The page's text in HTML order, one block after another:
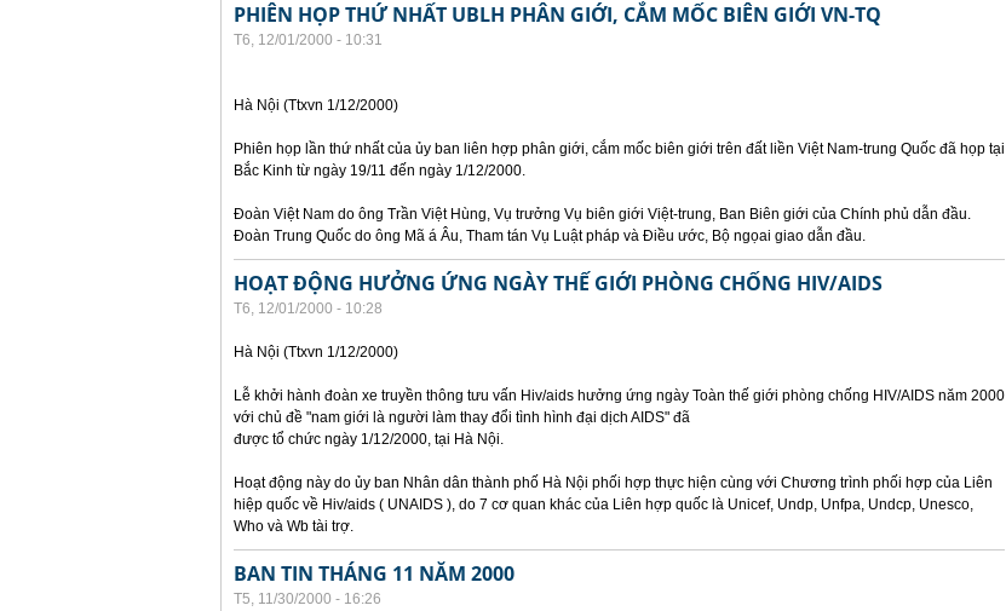
PHIÊN HỌP THỨ NHẤT UBLH PHÂN GIỚI, CẮM MỐC BIÊN GIỚI VN-TQ
T6, 12/01/2000 - 10:31
Hà Nội (Ttxvn 1/12/2000)
Phiên họp lần thứ nhất của ủy ban liên hợp phân giới, cắm mốc biên giới trên đất liền Việt Nam-trung Quốc đã họp tại
Bắc Kinh từ ngày 19/11 đến ngày 1/12/2000.
Đoàn Việt Nam do ông Trần Việt Hùng, Vụ trưởng Vụ biên giới Việt-trung, Ban Biên giới của Chính phủ dẫn đầu.
Đoàn Trung Quốc do ông Mã á Âu, Tham tán Vụ Luật pháp và Điều ước, Bộ ngọai giao dẫn đầu.
HOẠT ĐỘNG HƯỞNG ỨNG NGÀY THẾ GIỚI PHÒNG CHỐNG HIV/AIDS
T6, 12/01/2000 - 10:28
Hà Nội (Ttxvn 1/12/2000)
Lễ khởi hành đoàn xe truyền thông tưu vấn Hiv/aids hưởng ứng ngày Toàn thế giới phòng chống HIV/AIDS năm 2000
với chủ đề "nam giới là người làm thay đổi tình hình đại dịch AIDS" đã
được tổ chức ngày 1/12/2000, tại Hà Nội.
Hoạt động này do ủy ban Nhân dân thành phố Hà Nội phối hợp thực hiện cùng với Chương trình phối hợp của Liên
hiệp quốc về Hiv/aids ( UNAIDS ), do 7 cơ quan khác của Liên hợp quốc là Unicef, Undp, Unfpa, Undcp, Unesco,
Who và Wb tài trợ.
BAN TIN THÁNG 11 NĂM 2000
T5, 11/30/2000 - 16:26